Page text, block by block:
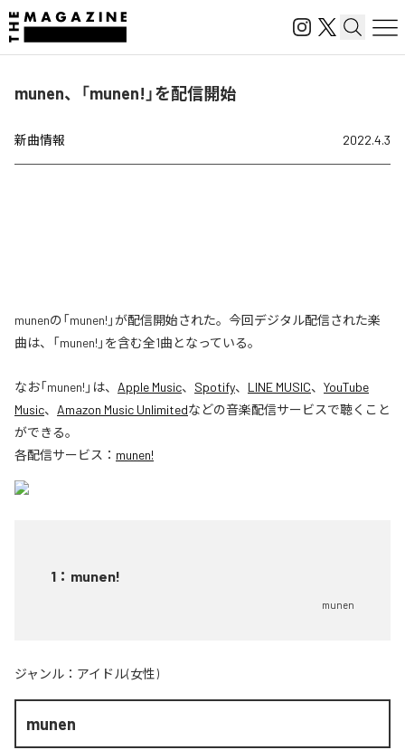
munen、「munen!」を配信開始
新曲情報 2022.4.3
munenの「munen!」が配信開始された。今回デジタル配信された楽
曲は、「munen!」を含む全1曲となっている。
なお「munen! 」は、 Apple Music、 Spotify、 LINE MUSIC、 YouTube
Music、 Amazon Music Unlimitedなどの音楽配信サービスで聴くこと
ができる。
各配信サービス： munen!
1 ： munen!
munen
ジャンル： アイドル(女性)
munen